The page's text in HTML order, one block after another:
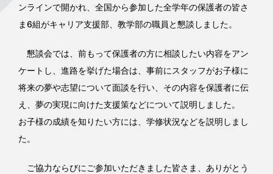
ンラインで開かれ、全国から参加した全学年の保護者の皆さ
ま6組がキャリア支援部、教学部の職員と懇談しました。
懇談会では、前もって保護者の方に相談したい内容をアン
ケートし、進路を挙げた場合は、事前にスタッフがお子様に
将来の夢や志望について面談を行い、その内容を保護者に伝
え、夢の実現に向けた支援策などについて説明しました。
お子様の成績を知りたい方には、学修状況などを説明しまし
た。
ご協力ならびにご参加いただきました皆さま、ありがとう